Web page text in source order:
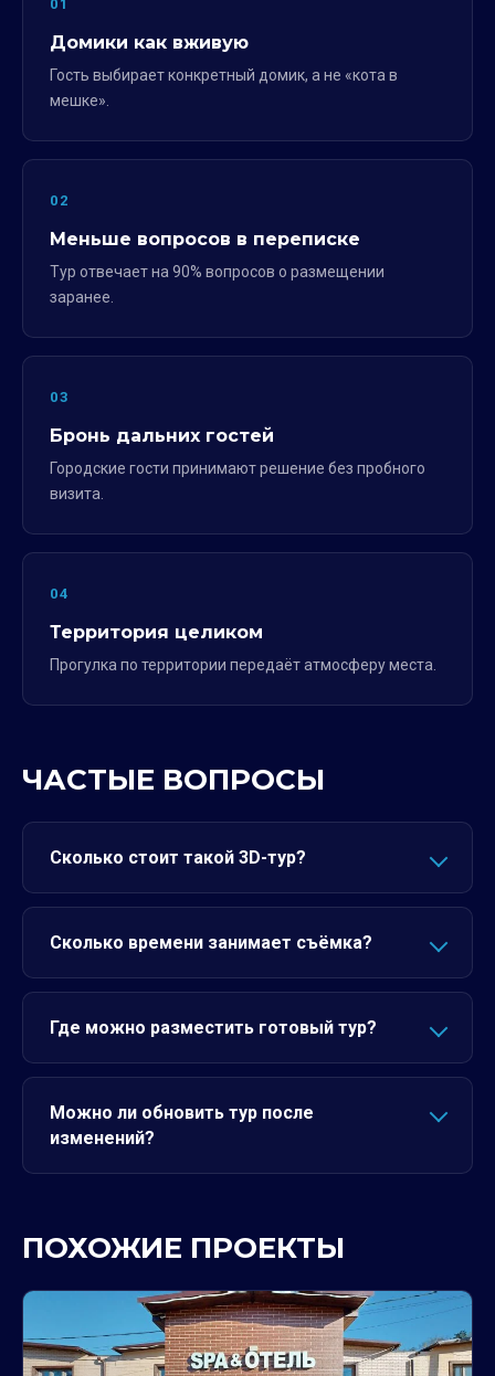
01
Домики как вживую
Гость выбирает конкретный домик, а не «кота в
мешке».
02
Меньше вопросов в переписке
Тур отвечает на 90% вопросов о размещении
заранее.
03
Бронь дальних гостей
Городские гости принимают решение без пробного
визита.
04
Территория целиком
Прогулка по территории передаёт атмосферу места.
ЧАСТЫЕ ВОПРОСЫ
Сколько стоит такой 3D-тур?
Сколько времени занимает съёмка?
Где можно разместить готовый тур?
Можно ли обновить тур после
изменений?
ПОХОЖИЕ ПРОЕКТЫ